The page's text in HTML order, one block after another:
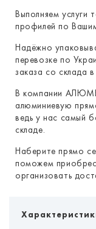
Выполняем услуги
профилей по
Надёжно
перевозке по
заказа со склада в
В компании
алюминиевую
ведь у нас самый
складе.
Наберите прямо
поможем
организовать